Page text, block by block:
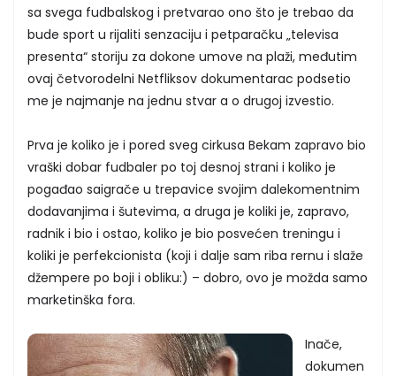
sa svega fudbalskog i pretvarao ono što je trebao da
bude sport u rijaliti senzaciju i petparačku „televisa
presenta“ storiju za dokone umove na plaži, međutim
ovaj četvorodelni Netfliksov dokumentarac podsetio
me je najmanje na jednu stvar a o drugoj izvestio.
Prva je koliko je i pored sveg cirkusa Bekam zapravo bio
vraški dobar fudbaler po toj desnoj strani i koliko je
pogađao saigrače u trepavice svojim dalekomentnim
dodavanjima i šutevima, a druga je koliki je, zapravo,
radnik i bio i ostao, koliko je bio posvećen treningu i
koliki je perfekcionista (koji i dalje sam riba rernu i slaže
džempere po boji i obliku:) – dobro, ovo je možda samo
marketinška fora.
Inače,
dokumen